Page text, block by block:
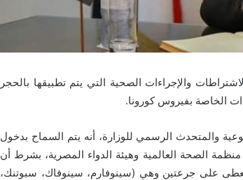
والإجراءات الصحية التي يتم تطبيقها بالحجر
الخاصة بفيروس كورونا.
والمتحدث الرسمي للوزارة، أنه يتم السماح بدخول
الصحة العالمية وهيئة الدواء المصرية، بشرط أن
التي تعطى على جرعتين وهي (سينوفارم، سينوفاك، سبوتنك،